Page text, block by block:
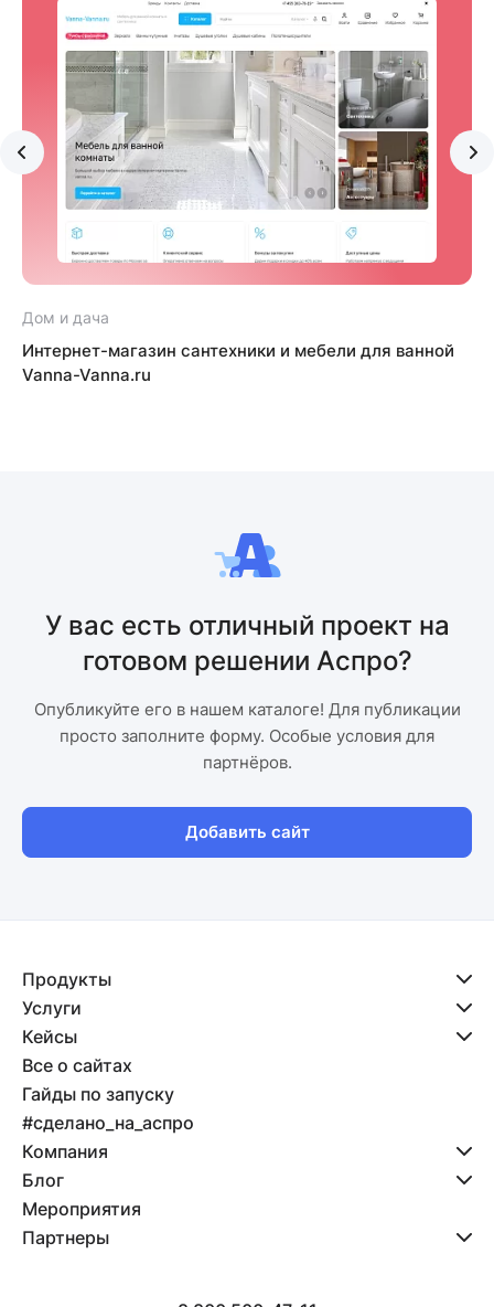
Дом и дача
Интернет-магазин сантехники и мебели для ванной
Vanna-Vanna.ru
У вас есть отличный проект на
готовом решении Аспро?
Опубликуйте его в нашем каталоге! Для публикации
просто заполните форму. Особые условия для
партнёров.
Добавить сайт
Продукты
Услуги
Кейсы
Все о сайтах
Гайды по запуску
#сделано_на_аспро
Компания
Блог
Мероприятия
Партнеры